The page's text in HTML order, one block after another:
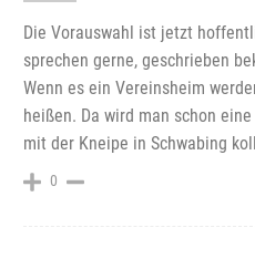
Die Vorauswahl ist jetzt
sprechen gerne, geschrieben
Wenn es ein Vereinsheim
heißen. Da wird man schon
mit der Kneipe in Schwabing
0